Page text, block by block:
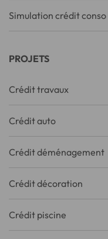
Simulation crédit conso
PROJETS
Crédit travaux
Crédit auto
Crédit déménagement
Crédit décoration
Crédit piscine